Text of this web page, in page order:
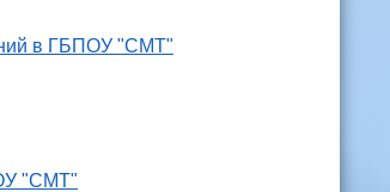
в ГБПОУ "СМТ"
"СМТ"